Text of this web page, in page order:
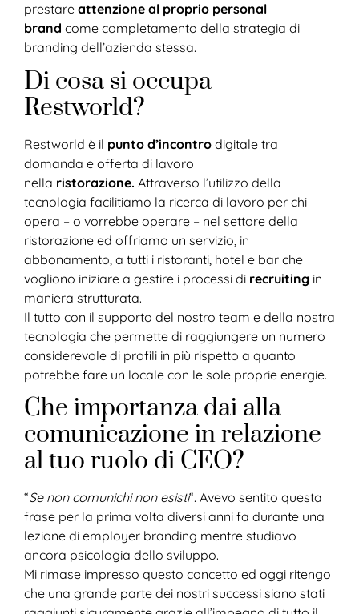
prestare attenzione al proprio personal
brand come completamento della strategia di
branding dell’azienda stessa.
Di cosa si occupa
Restworld?
Restworld è il punto d’incontro digitale tra
domanda e offerta di lavoro
nella ristorazione. Attraverso l’utilizzo della
tecnologia facilitiamo la ricerca di lavoro per chi
opera – o vorrebbe operare – nel settore della
ristorazione ed offriamo un servizio, in
abbonamento, a tutti i ristoranti, hotel e bar che
vogliono iniziare a gestire i processi di recruiting in
maniera strutturata.
Il tutto con il supporto del nostro team e della nostra
tecnologia che permette di raggiungere un numero
considerevole di profili in più rispetto a quanto
potrebbe fare un locale con le sole proprie energie.
Che importanza dai alla
comunicazione in relazione
al tuo ruolo di CEO?
“Se non comunichi non esisti“. Avevo sentito questa
frase per la prima volta diversi anni fa durante una
lezione di employer branding mentre studiavo
ancora psicologia dello sviluppo.
Mi rimase impresso questo concetto ed oggi ritengo
che una grande parte dei nostri successi siano stati